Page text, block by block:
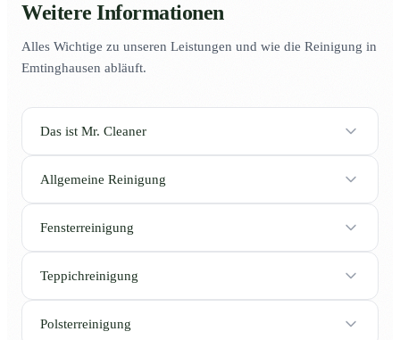
Weitere Informationen
Alles Wichtige zu unseren Leistungen und wie die Reinigung in
Emtinghausen abläuft.
Das ist Mr. Cleaner
Allgemeine Reinigung
Fensterreinigung
Teppichreinigung
Polsterreinigung